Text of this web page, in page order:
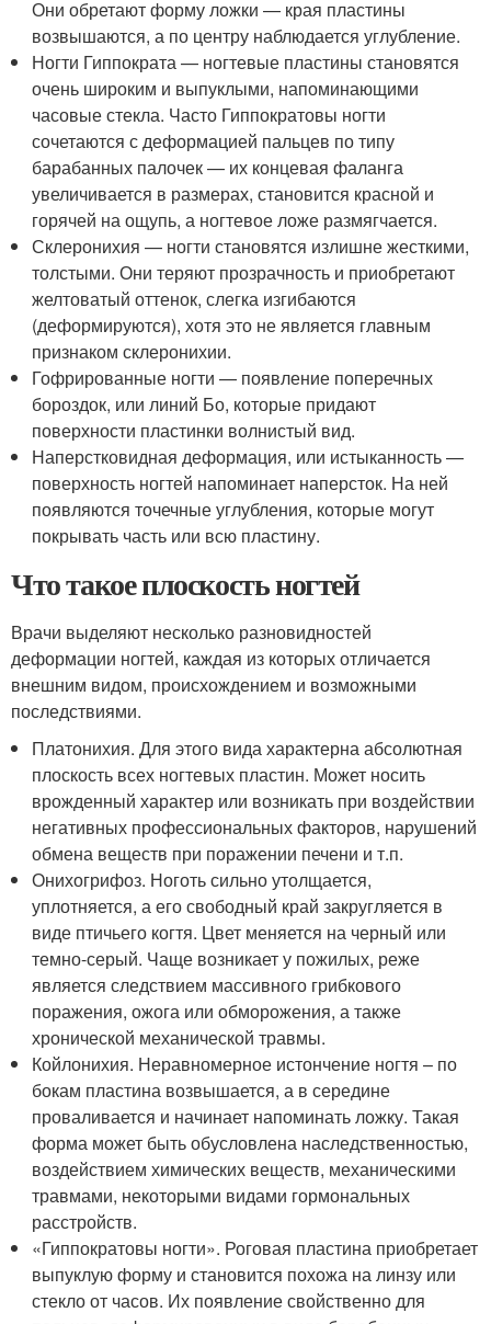
Они обретают форму ложки — края пластины
возвышаются, а по центру наблюдается углубление.
Ногти Гиппократа — ногтевые пластины становятся
очень широким и выпуклыми, напоминающими
часовые стекла. Часто Гиппократовы ногти
сочетаются с деформацией пальцев по типу
барабанных палочек — их концевая фаланга
увеличивается в размерах, становится красной и
горячей на ощупь, а ногтевое ложе размягчается.
Склеронихия — ногти становятся излишне жесткими,
толстыми. Они теряют прозрачность и приобретают
желтоватый оттенок, слегка изгибаются
(деформируются), хотя это не является главным
признаком склеронихии.
Гофрированные ногти — появление поперечных
бороздок, или линий Бо, которые придают
поверхности пластинки волнистый вид.
Наперстковидная деформация, или истыканность —
поверхность ногтей напоминает наперсток. На ней
появляются точечные углубления, которые могут
покрывать часть или всю пластину.
Что такое плоскость ногтей
Врачи выделяют несколько разновидностей
деформации ногтей, каждая из которых отличается
внешним видом, происхождением и возможными
последствиями.
Платонихия. Для этого вида характерна абсолютная
плоскость всех ногтевых пластин. Может носить
врожденный характер или возникать при воздействии
негативных профессиональных факторов, нарушений
обмена веществ при поражении печени и т.п.
Онихогрифоз. Ноготь сильно утолщается,
уплотняется, а его свободный край закругляется в
виде птичьего когтя. Цвет меняется на черный или
темно-серый. Чаще возникает у пожилых, реже
является следствием массивного грибкового
поражения, ожога или обморожения, а также
хронической механической травмы.
Койлонихия. Неравномерное истончение ногтя – по
бокам пластина возвышается, а в середине
проваливается и начинает напоминать ложку. Такая
форма может быть обусловлена наследственностью,
воздействием химических веществ, механическими
травмами, некоторыми видами гормональных
расстройств.
«Гиппократовы ногти». Роговая пластина приобретает
выпуклую форму и становится похожа на линзу или
стекло от часов. Их появление свойственно для